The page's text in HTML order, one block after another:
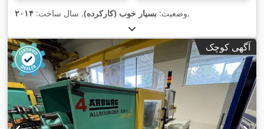
وضعیت: بسیار خوب (کارکرده), سال ساخت: ۲۰۱۴ ,
آگهی کوچک